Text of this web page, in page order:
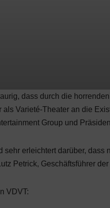
dass durch die
als Varieté-Theater an die
Group und
sehr erleichtert darüber,
Petrick, Geschäftsführer
VDVT: